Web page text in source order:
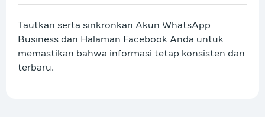
Tautkan serta sinkronkan Akun WhatsApp
Business dan Halaman Facebook Anda untuk
memastikan bahwa informasi tetap konsisten dan
terbaru.